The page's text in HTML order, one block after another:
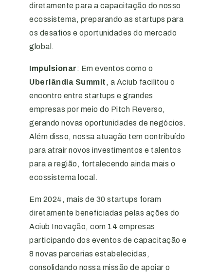
diretamente para a capacitação do nosso
ecossistema, preparando as startups para
os desafios e oportunidades do mercado
global.
Impulsionar: Em eventos como o
Uberlândia Summit , a Aciub facilitou o
encontro entre startups e grandes
empresas por meio do Pitch Reverso,
gerando novas oportunidades de negócios.
Além disso, nossa atuação tem contribuído
para atrair novos investimentos e talentos
para a região, fortalecendo ainda mais o
ecossistema local.
Em 2024, mais de 30 startups foram
diretamente beneficiadas pelas ações do
Aciub Inovação, com 14 empresas
participando dos eventos de capacitação e
8 novas parcerias estabelecidas,
consolidando nossa missão de apoiar o